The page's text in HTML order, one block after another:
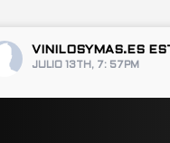
VINILOSYMAS.ES
JULIO 13TH, 7: 57PM